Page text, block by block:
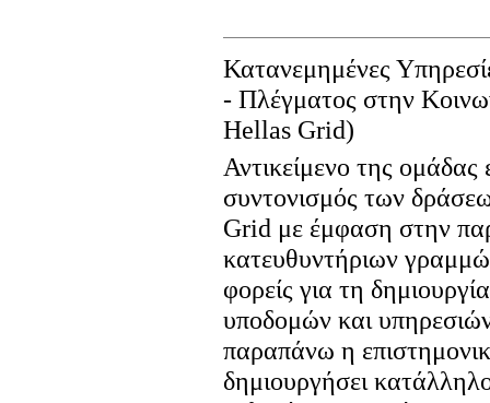
Κατανεμημένες
- Πλέγματος στην
Hellas Grid)
Αντικείμενο της ομάδας
συντονισμός των
Grid με έμφαση στην
κατευθυντήριων
φορείς για τη
υποδομών και
παραπάνω η
δημιουργήσει